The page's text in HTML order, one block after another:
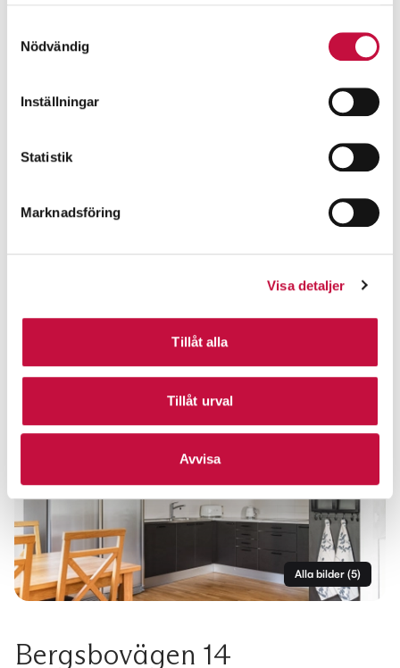
Nödvändig
Inställningar
Statistik
Marknadsföring
Visa detaljer
Tillåt alla
Tillåt urval
Avvisa
Alla bilder (5)
Bergsbovägen 14